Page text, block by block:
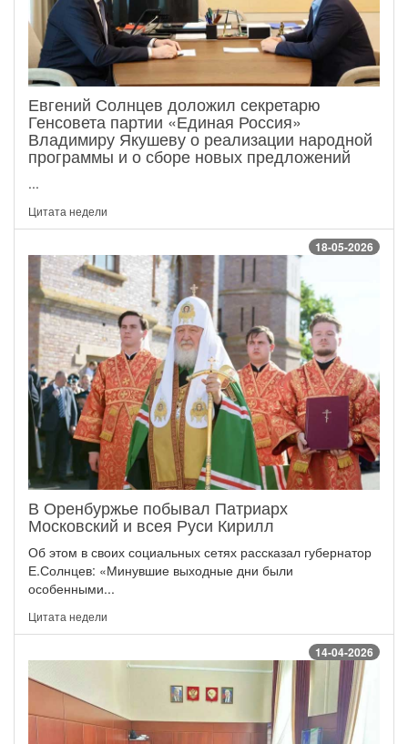
Евгений Солнцев доложил секретарю
Генсовета партии «Единая Россия»
Владимиру Якушеву о реализации народной
программы и о сборе новых предложений
...
Цитата недели
18-05-2026
В Оренбуржье побывал Патриарх
Московский и всея Руси Кирилл
Об этом в своих социальных сетях рассказал губернатор
Е.Солнцев: «Минувшие выходные дни были
особенными...
Цитата недели
14-04-2026